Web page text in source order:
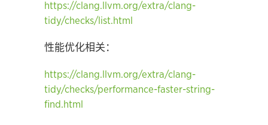
https://clang.llvm.org/extra/clang-
tidy/checks/list.html
性能优化相关：
https://clang.llvm.org/extra/clang-
tidy/checks/performance-faster-string-
find.html